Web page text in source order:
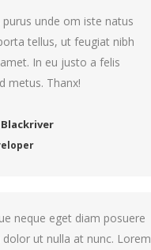
purus unde om iste natus
tellus, ut feugiat nibh
In eu justo a felis
metus. Thanx!
neque eget diam posuere
ut nulla at nunc. Lorem